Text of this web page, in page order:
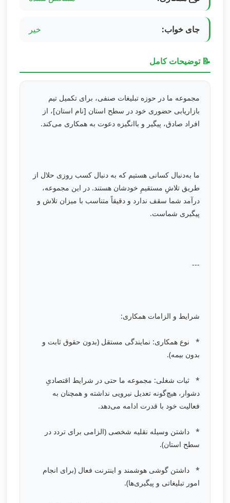
جای خواب: خیر
📝 توضیحات کامل
مجموعه ما در حوزه تبلیغات صنفی، برای تکمیل تیم
بازاریابی حضوری خود در سطح استان [نام استان]، از
افراد صادق، پیگیر و باانگیزه دعوت به همکاری می‌کند.
ما به‌دنبال کسانی هستیم که به دنبال کسب روزی حلال از
طریق تلاشِ مستقیمِ خودشان هستند. در این مجموعه،
درآمد شما سقف ندارد و دقیقاً متناسب با میزان تلاش و
پیگیری شماست.
---
شرایط و الزامات همکاری:
* نوع همکاری: نمایندگی مستقل (بدون حقوق ثابت و
بدون بیمه).
* ثبات شغلی: مجموعه ما حتی در شرایط اقتصادیِ
دشوار، هیچ‌گونه تعدیل نیرویی نداشته و همچنان به
فعالیت خود با قدرت ادامه می‌دهد.
* داشتن وسیله نقلیه شخصی (الزامی برای تردد در
سطح استان).
* داشتن گوشی هوشمند و اینترنت فعال (برای انجام
امور تبلیغاتی و پیگیری‌ها).